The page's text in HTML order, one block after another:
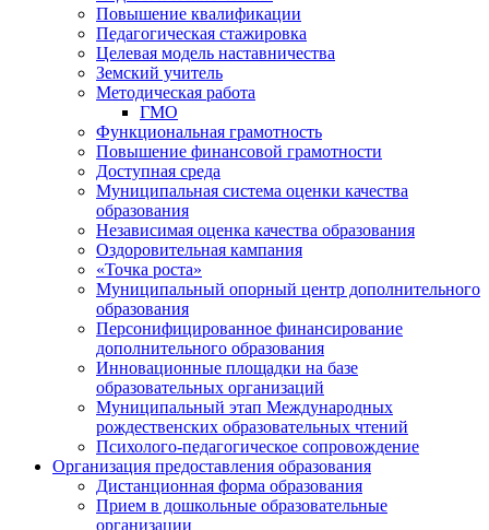
Повышение квалификации
Педагогическая стажировка
Целевая модель наставничества
Земский учитель
Методическая работа
ГМО
Функциональная грамотность
Повышение финансовой грамотности
Доступная среда
Муниципальная система оценки качества
образования
Независимая оценка качества образования
Оздоровительная кампания
«Точка роста»
Муниципальный опорный центр дополнительного
образования
Персонифицированное финансирование
дополнительного образования
Инновационные площадки на базе
образовательных организаций
Муниципальный этап Международных
рождественских образовательных чтений
Психолого-педагогическое сопровождение
Организация предоставления образования
Дистанционная форма образования
Прием в дошкольные образовательные
организации